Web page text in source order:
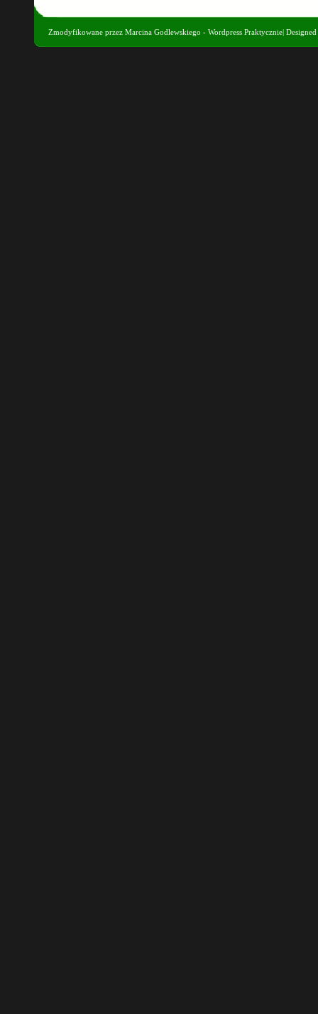
Zmodyfikowane przez Marcina Godlewskiego - Wordpress Praktycznie|